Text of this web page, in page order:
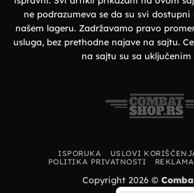
ne podrazumeva se da su svi
našem lageru. Zadržavamo pravo
usluga, bez prethodne najave na sajtu.
na sajtu su sa uključenim
ISPORUKA
USLOVI
POLITIKA PRIVATNOSTI
Copyright 2026 ©